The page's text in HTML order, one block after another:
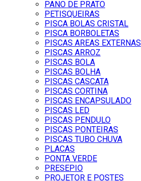
PANO DE PRATO
PETISQUEIRAS
PISCA BOLAS CRISTAL
PISCA BORBOLETAS
PISCAS AREAS EXTERNAS
PISCAS ARROZ
PISCAS BOLA
PISCAS BOLHA
PISCAS CASCATA
PISCAS CORTINA
PISCAS ENCAPSULADO
PISCAS LED
PISCAS PENDULO
PISCAS PONTEIRAS
PISCAS TUBO CHUVA
PLACAS
PONTA VERDE
PRESEPIO
PROJETOR E POSTES